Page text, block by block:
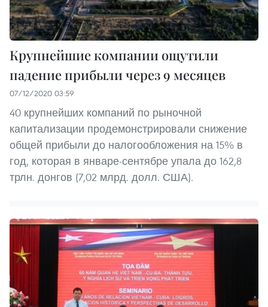
Крупнейшие компании ощутили
падение прибыли через 9 месяцев
07/12/2020 03:59
40 крупнейших компаний по рыночной
капитализации продемонстрировали снижение
общей прибыли до налогообложения на 15% в
год, которая в январе-сентябре упала до 162,8
трлн. донгов (7,02 млрд. долл. США).